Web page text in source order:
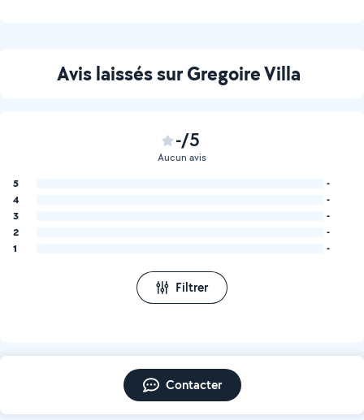
Avis laissés sur Gregoire Villa
-/5
Aucun avis
5
-
4
-
3
-
2
-
1
-
Filtrer
Contacter